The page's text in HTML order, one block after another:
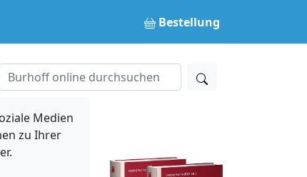
Bestellung
Medien
zu Ihrer